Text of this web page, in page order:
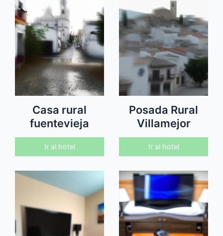
Casa rural
fuentevieja
Ir al hotel
Posada Rural
Villamejor
Ir al hotel